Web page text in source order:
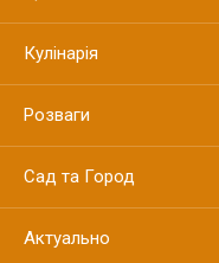
Кулінарія
Розваги
Сад та Город
Актуально